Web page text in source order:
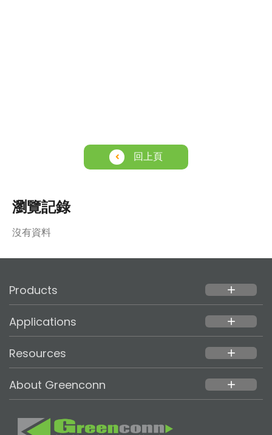
回上頁
瀏覽記錄
沒有資料
Products add
Applications add
Resources add
About Greenconn add